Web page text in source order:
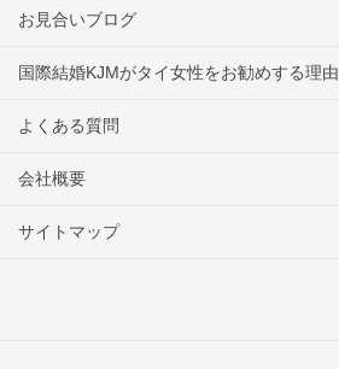
お見合いブログ
国際結婚KJMがタイ女性をお勧めする理由
よくある質問
会社概要
サイトマップ